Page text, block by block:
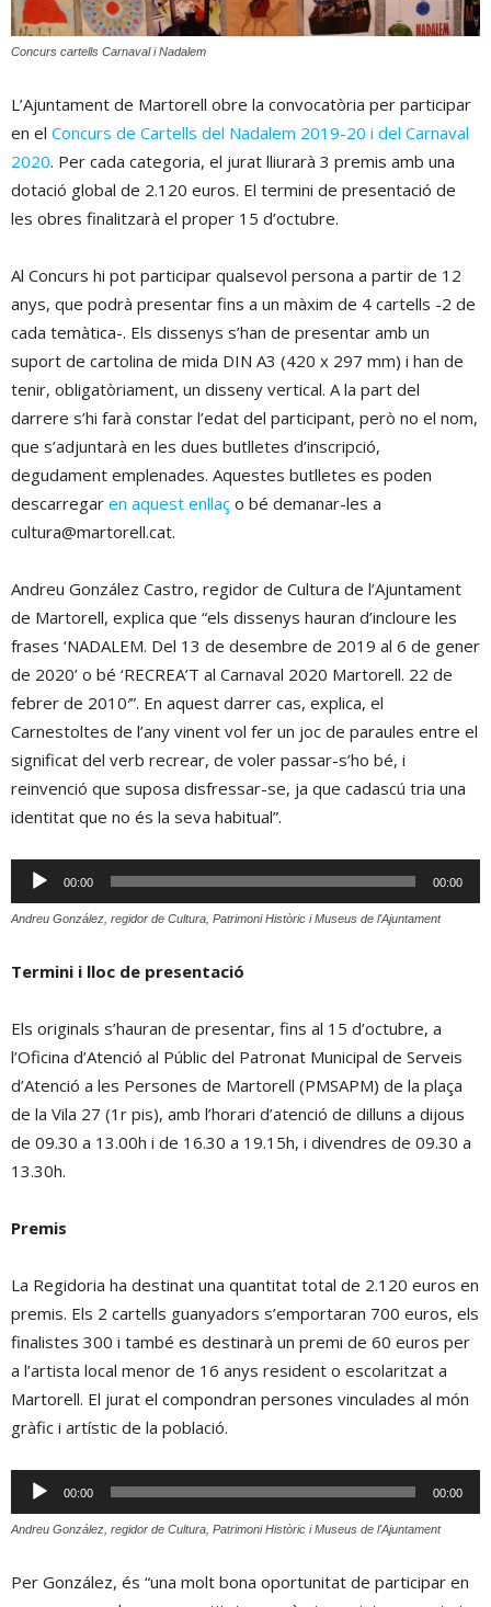
Concurs cartells Carnaval i Nadalem
L’Ajuntament de Martorell obre la convocatòria per participar
en el Concurs de Cartells del Nadalem 2019-20 i del Carnaval
2020. Per cada categoria, el jurat lliurarà 3 premis amb una
dotació global de 2.120 euros. El termini de presentació de
les obres finalitzarà el proper 15 d’octubre.
Al Concurs hi pot participar qualsevol persona a partir de 12
anys, que podrà presentar fins a un màxim de 4 cartells -2 de
cada temàtica-. Els dissenys s’han de presentar amb un
suport de cartolina de mida DIN A3 (420 x 297 mm) i han de
tenir, obligatòriament, un disseny vertical. A la part del
darrere s’hi farà constar l’edat del participant, però no el nom,
que s’adjuntarà en les dues butlletes d’inscripció,
degudament emplenades. Aquestes butlletes es poden
descarregar en aquest enllaç o bé demanar-les a
cultura@martorell.cat.
Andreu González Castro, regidor de Cultura de l’Ajuntament
de Martorell, explica que “els dissenys hauran d’incloure les
frases ‘NADALEM. Del 13 de desembre de 2019 al 6 de gener
de 2020’ o bé ‘RECREA’T al Carnaval 2020 Martorell. 22 de
febrer de 2010′”. En aquest darrer cas, explica, el
Carnestoltes de l’any vinent vol fer un joc de paraules entre el
significat del verb recrear, de voler passar-s’ho bé, i
reinvenció que suposa disfressar-se, ja que cadascú tria una
identitat que no és la seva habitual”.
Reproductor
d'àudio
00:00 00:00
Andreu González, regidor de Cultura, Patrimoni Històric i Museus de l'Ajuntament
Termini i lloc de presentació
Els originals s’hauran de presentar, fins al 15 d’octubre, a
l’Oficina d’Atenció al Públic del Patronat Municipal de Serveis
d’Atenció a les Persones de Martorell (PMSAPM) de la plaça
de la Vila 27 (1r pis), amb l’horari d’atenció de dilluns a dijous
de 09.30 a 13.00h i de 16.30 a 19.15h, i divendres de 09.30 a
13.30h.
Premis
La Regidoria ha destinat una quantitat total de 2.120 euros en
premis. Els 2 cartells guanyadors s’emportaran 700 euros, els
finalistes 300 i també es destinarà un premi de 60 euros per
a l’artista local menor de 16 anys resident o escolaritzat a
Martorell. El jurat el compondran persones vinculades al món
gràfic i artístic de la població.
Reproductor
d'àudio
00:00 00:00
Andreu González, regidor de Cultura, Patrimoni Històric i Museus de l'Ajuntament
Per González, és “una molt bona oportunitat de participar en